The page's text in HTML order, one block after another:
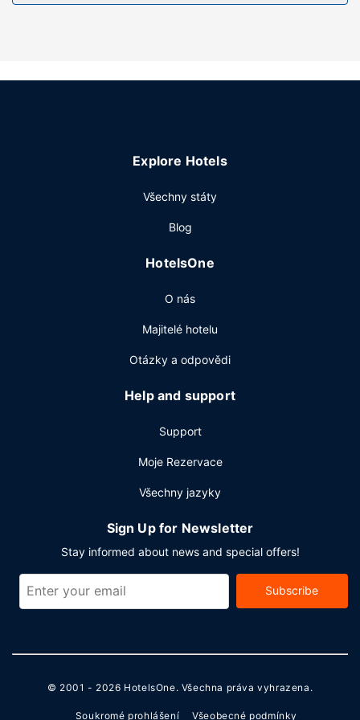
hotelu patří bezdrátový internet zdarma a místnost s
Explore Hotels
Všechny státy
Blog
HotelsOne
O nás
Majitelé hotelu
Otázky a odpovědi
Help and support
Support
Moje Rezervace
Všechny jazyky
Sign Up for Newsletter
Stay informed about news and special offers!
Subscribe
© 2001 - 2026 HotelsOne. Všechna práva vyhrazena.
Soukromé prohlášení Všeobecné podmínky